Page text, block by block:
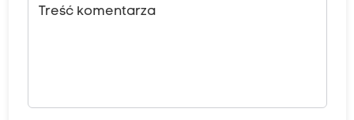
Treść komentarza